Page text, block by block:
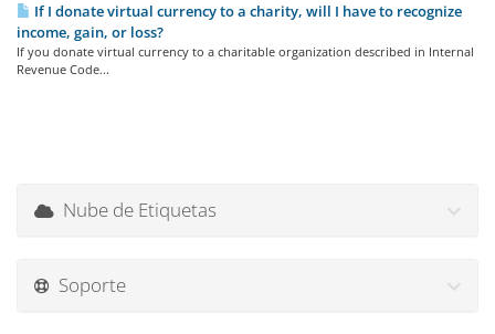
If I donate virtual currency to a charity, will I have to recognize
income, gain, or loss?
If you donate virtual currency to a charitable organization described in Internal
Revenue Code...
Nube de Etiquetas
Soporte